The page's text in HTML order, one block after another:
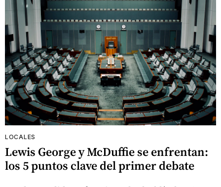
LOCALES
Lewis George y McDuffie se enfrentan:
los 5 puntos clave del primer debate